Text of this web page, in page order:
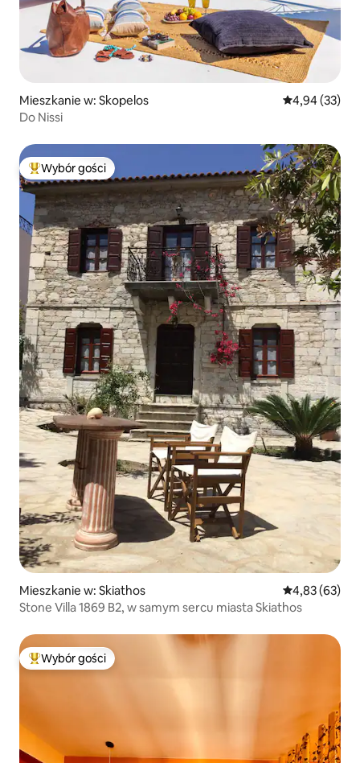
Mieszkanie w: Skopelos Średnia
4,94 (33)
Do Nissi
Najpopularniejsze z kategorii Wybór gości
Wybór gości
Mieszkanie w: Skiathos Średnia
4,83 (63)
Stone Villa 1869 B2, w samym sercu miasta Skiathos
Najpopularniejsze z kategorii Wybór gości
Wybór gości